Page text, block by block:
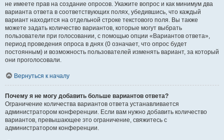
не имеете прав на создание опросов. Укажите вопрос и как минимум два
варианта ответа в соответствующих полях, убедившись, что каждый
вариант находится на отдельной строке текстового поля. Вы также
можете задать количество вариантов, которые могут выбрать
пользователи при голосовании, с помощью опции «Вариантов ответа»,
период проведения опроса в днях (0 означает, что опрос будет
постоянным) и возможность пользователей изменять вариант, за который
они проголосовали.
Вернуться к началу
Почему я не могу добавить больше вариантов ответа?
Ограничение количества вариантов ответа устанавливается
администратором конференции. Если вам нужно добавить количество
вариантов, превышающее это ограничение, свяжитесь с
администратором конференции.